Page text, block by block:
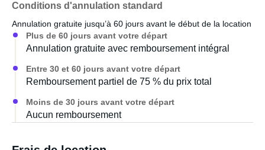
Conditions d'annulation standard
Annulation gratuite jusqu’à 60 jours avant le début de la location
Plus de 60 jours avant votre départ
Annulation gratuite avec remboursement intégral
Entre 30 et 60 jours avant votre départ
Remboursement partiel de 75 % du prix total
Moins de 30 jours avant votre départ
Aucun remboursement